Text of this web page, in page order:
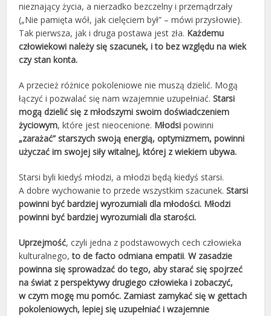
nieznający życia, a nierzadko bezczelny i przemądrzały
(„Nie pamięta wół, jak cielęciem był” – mówi przysłowie).
Tak pierwsza, jak i druga postawa jest zła. Każdemu
człowiekowi należy się szacunek, i to bez względu na wiek
czy stan konta.
A przecież różnice pokoleniowe nie muszą dzielić. Mogą
łączyć i pozwalać się nam wzajemnie uzupełniać. Starsi
mogą dzielić się z młodszymi swoim doświadczeniem
życiowym, które jest nieocenione. Młodsi powinni
„zarażać” starszych swoją energią, optymizmem, powinni
użyczać im swojej siły witalnej, której z wiekiem ubywa.
Starsi byli kiedyś młodzi, a młodzi będą kiedyś starsi.
A dobre wychowanie to przede wszystkim szacunek.Starsi
powinni być bardziej wyrozumiali dla młodości. Młodzi
powinni być bardziej wyrozumiali dla starości.
Uprzejmość, czyli jedna z podstawowych cech człowieka
kulturalnego,to de facto odmiana empatii. W zasadzie
powinna się sprowadzać do tego, aby starać się spojrzeć
na świat z perspektywy drugiego człowieka i zobaczyć,
w czym mogę mu pomóc. Zamiast zamykać się w gettach
pokoleniowych, lepiej się uzupełniać i wzajemnie